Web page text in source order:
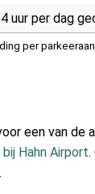
uur per dag
per
een van de
Hahn Airport.